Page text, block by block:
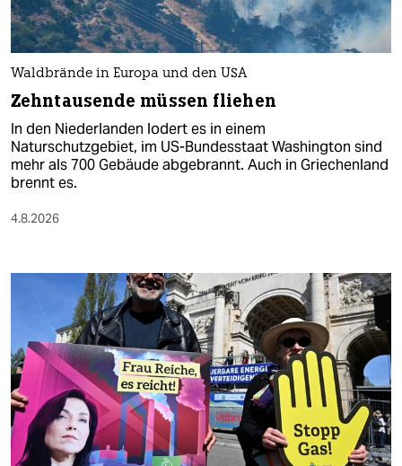
Waldbrände in Europa und den USA
Zehntausende müssen fliehen
In den Niederlanden lodert es in einem
Naturschutzgebiet, im US-Bundesstaat Washington sind
mehr als 700 Gebäude abgebrannt. Auch in Griechenland
brennt es.
4.8.2026